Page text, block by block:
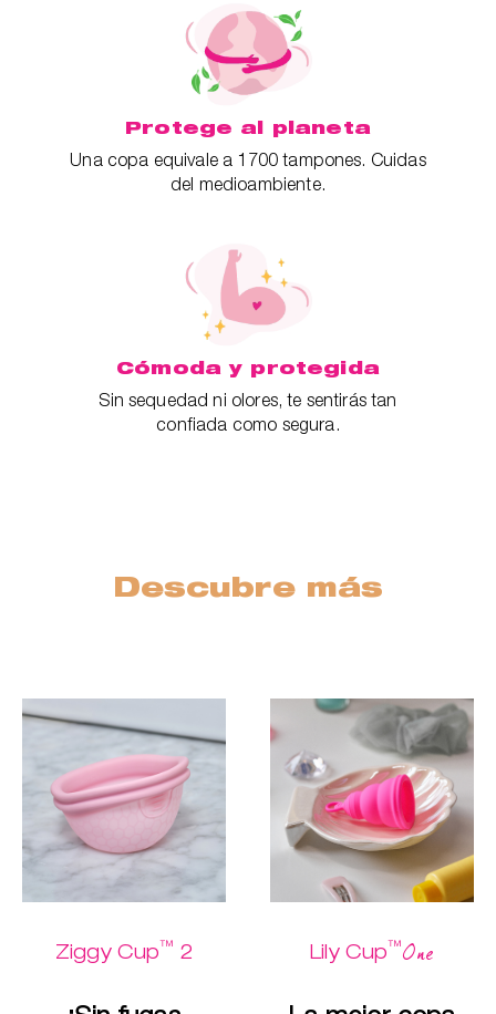
Protege al planeta
Una copa equivale a 1700 tampones. Cuidas
del medioambiente.
Cómoda y protegida
Sin sequedad ni olores, te sentirás tan
confiada como segura.
Descubre más
Ziggy Cup™ 2 Lily Cup™One